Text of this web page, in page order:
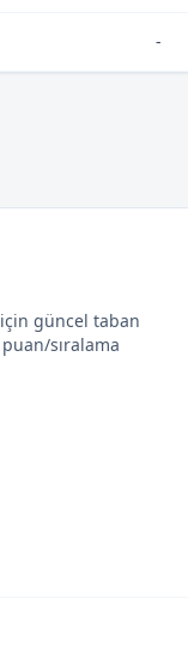
-
için güncel taban
sıralama